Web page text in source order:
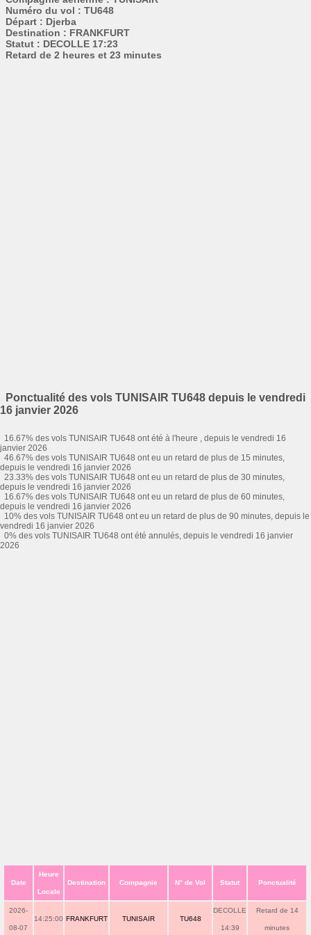
Numéro du vol : TU648
Départ : Djerba
Destination : FRANKFURT
Statut : DECOLLE 17:23
Retard de 2 heures et 23 minutes
Ponctualité des vols TUNISAIR TU648 depuis le vendredi
16 janvier 2026
16.67% des vols TUNISAIR TU648 ont été à l'heure , depuis le vendredi 16
janvier 2026
46.67% des vols TUNISAIR TU648 ont eu un retard de plus de 15 minutes,
depuis le vendredi 16 janvier 2026
23.33% des vols TUNISAIR TU648 ont eu un retard de plus de 30 minutes,
depuis le vendredi 16 janvier 2026
16.67% des vols TUNISAIR TU648 ont eu un retard de plus de 60 minutes,
depuis le vendredi 16 janvier 2026
10% des vols TUNISAIR TU648 ont eu un retard de plus de 90 minutes, depuis le
vendredi 16 janvier 2026
0% des vols TUNISAIR TU648 ont été annulés, depuis le vendredi 16 janvier
2026
Date
Heure
Locale
Destination Compagnie N° de Vol Statut Ponctualité
2026-
08-07
14:25:00 FRANKFURT TUNISAIR TU648
DECOLLE
14:39
Retard de 14
minutes